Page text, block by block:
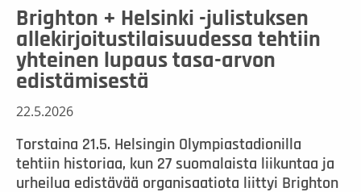
Brighton + Helsinki -julistuksen
allekirjoitustilaisuudessa tehtiin
yhteinen lupaus tasa-arvon
edistämisestä
22.5.2026
Torstaina 21.5. Helsingin Olympiastadionilla
tehtiin historiaa, kun 27 suomalaista liikuntaa ja
urheilua edistävää organisaatiota liittyi Brighton